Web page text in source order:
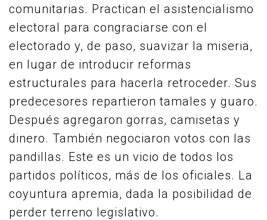
comunitarias. Practican el asistencialismo
electoral para congraciarse con el
electorado y, de paso, suavizar la miseria,
en lugar de introducir reformas
estructurales para hacerla retroceder. Sus
predecesores repartieron tamales y guaro.
Después agregaron gorras, camisetas y
dinero. También negociaron votos con las
pandillas. Este es un vicio de todos los
partidos políticos, más de los oficiales. La
coyuntura apremia, dada la posibilidad de
perder terreno legislativo.